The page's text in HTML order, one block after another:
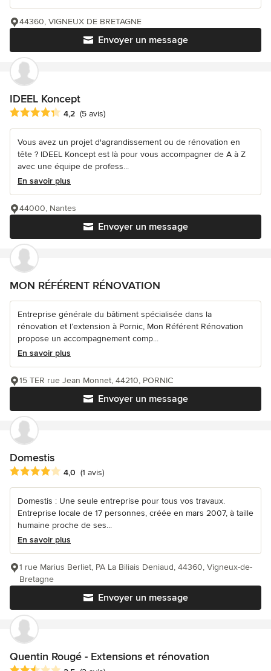
Envoyer un message
44360, VIGNEUX DE BRETAGNE
IDEEL Koncept
Note moyenne : 4.2 étoiles sur 5
4,2 (5 avis)
Vous avez un projet d'agrandissement ou de rénovation en
tête ? IDEEL Koncept est là pour vous accompagner de A à Z
avec une équipe de profess...
En savoir plus
Envoyer un message
44000, Nantes
MON RÉFÉRENT RÉNOVATION
Entreprise générale du bâtiment spécialisée dans la
rénovation et l’extension à Pornic, Mon Référent Rénovation
propose un accompagnement comp...
En savoir plus
Envoyer un message
15 TER rue Jean Monnet, 44210, PORNIC
Domestis
Note moyenne : 4 étoiles sur 5
4,0 (1 avis)
Domestis : Une seule entreprise pour tous vos travaux.
Entreprise locale de 17 personnes, créée en mars 2007, à taille
humaine proche de ses...
En savoir plus
Envoyer un message
1 rue Marius Berliet, PA La Biliais Deniaud, 44360, Vigneux-de-
Bretagne
Quentin Rougé - Extensions et rénovation